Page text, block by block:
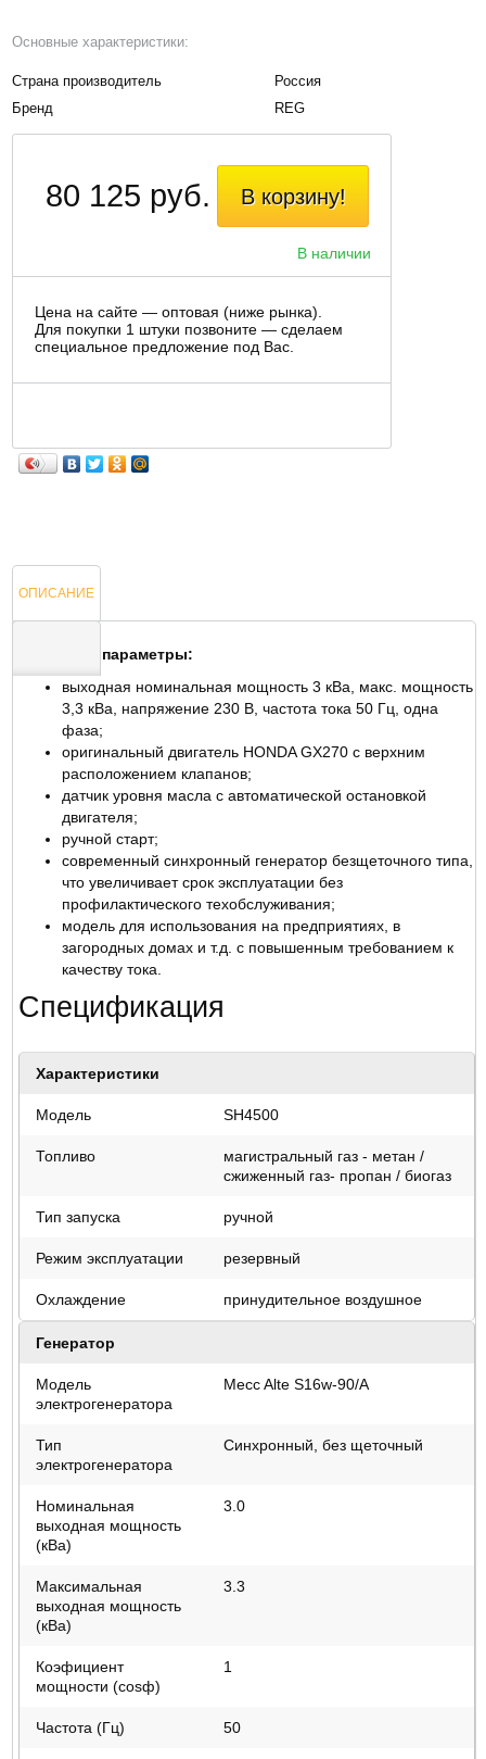
Основные характеристики:
Страна производитель
Россия
Бренд
REG
В корзину!
В наличии
80 125 руб.
Цена на сайте — оптовая (ниже рынка).
Для покупки 1 штуки позвоните — сделаем
специальное предложение под Вас.
ОПИСАНИЕ
ОТЗЫВЫ
Основные параметры:
выходная номинальная мощность 3 кВа, макс. мощность
3,3 кВа, напряжение 230 В, частота тока 50 Гц, одна
фаза;
оригинальный двигатель HONDA GX270 с верхним
расположением клапанов;
датчик уровня масла с автоматической остановкой
двигателя;
ручной старт;
современный синхронный генератор безщеточного типа,
что увеличивает срок эксплуатации без
профилактического техобслуживания;
модель для использования на предприятиях, в
загородных домах и т.д. с повышенным требованием к
качеству тока.
Спецификация
Характеристики
Модель SH4500
Топливо
магистральный газ - метан /
сжиженный газ- пропан / биогаз
Тип запуска ручной
Режим эксплуатации резервный
Охлаждение принудительное воздушное
Генератор
Модель
электрогенератора
Mecc Alte S16w-90/A
Тип
электрогенератора
Синхронный, без щеточный
Номинальная
выходная мощность
(кВа)
3.0
Максимальная
выходная мощность
(кВа)
3.3
Коэфициент
мощности (cosф)
1
Частота (Гц) 50